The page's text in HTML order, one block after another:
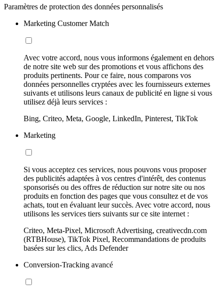
Paramètres de protection des données personnalisés
Marketing Customer Match
Avec votre accord, nous vous informons également en dehors
de notre site web sur des promotions et vous affichons des
produits pertinents. Pour ce faire, nous comparons vos
données personnelles cryptées avec les fournisseurs externes
suivants et utilisons leurs canaux de publicité en ligne si vous
utilisez déjà leurs services :
Bing, Criteo, Meta, Google, LinkedIn, Pinterest, TikTok
Marketing
Si vous acceptez ces services, nous pouvons vous proposer
des publicités adaptées à vos centres d'intérêt, des contenus
sponsorisés ou des offres de réduction sur notre site ou nos
produits en fonction des pages que vous consultez et de vos
achats, tout en évaluant leur succès. Avec votre accord, nous
utilisons les services tiers suivants sur ce site internet :
Criteo, Meta-Pixel, Microsoft Advertising, creativecdn.com
(RTBHouse), TikTok Pixel, Recommandations de produits
basées sur les clics, Ads Defender
Conversion-Tracking avancé